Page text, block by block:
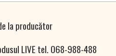
la producător
LIVE tel. 068-988-488